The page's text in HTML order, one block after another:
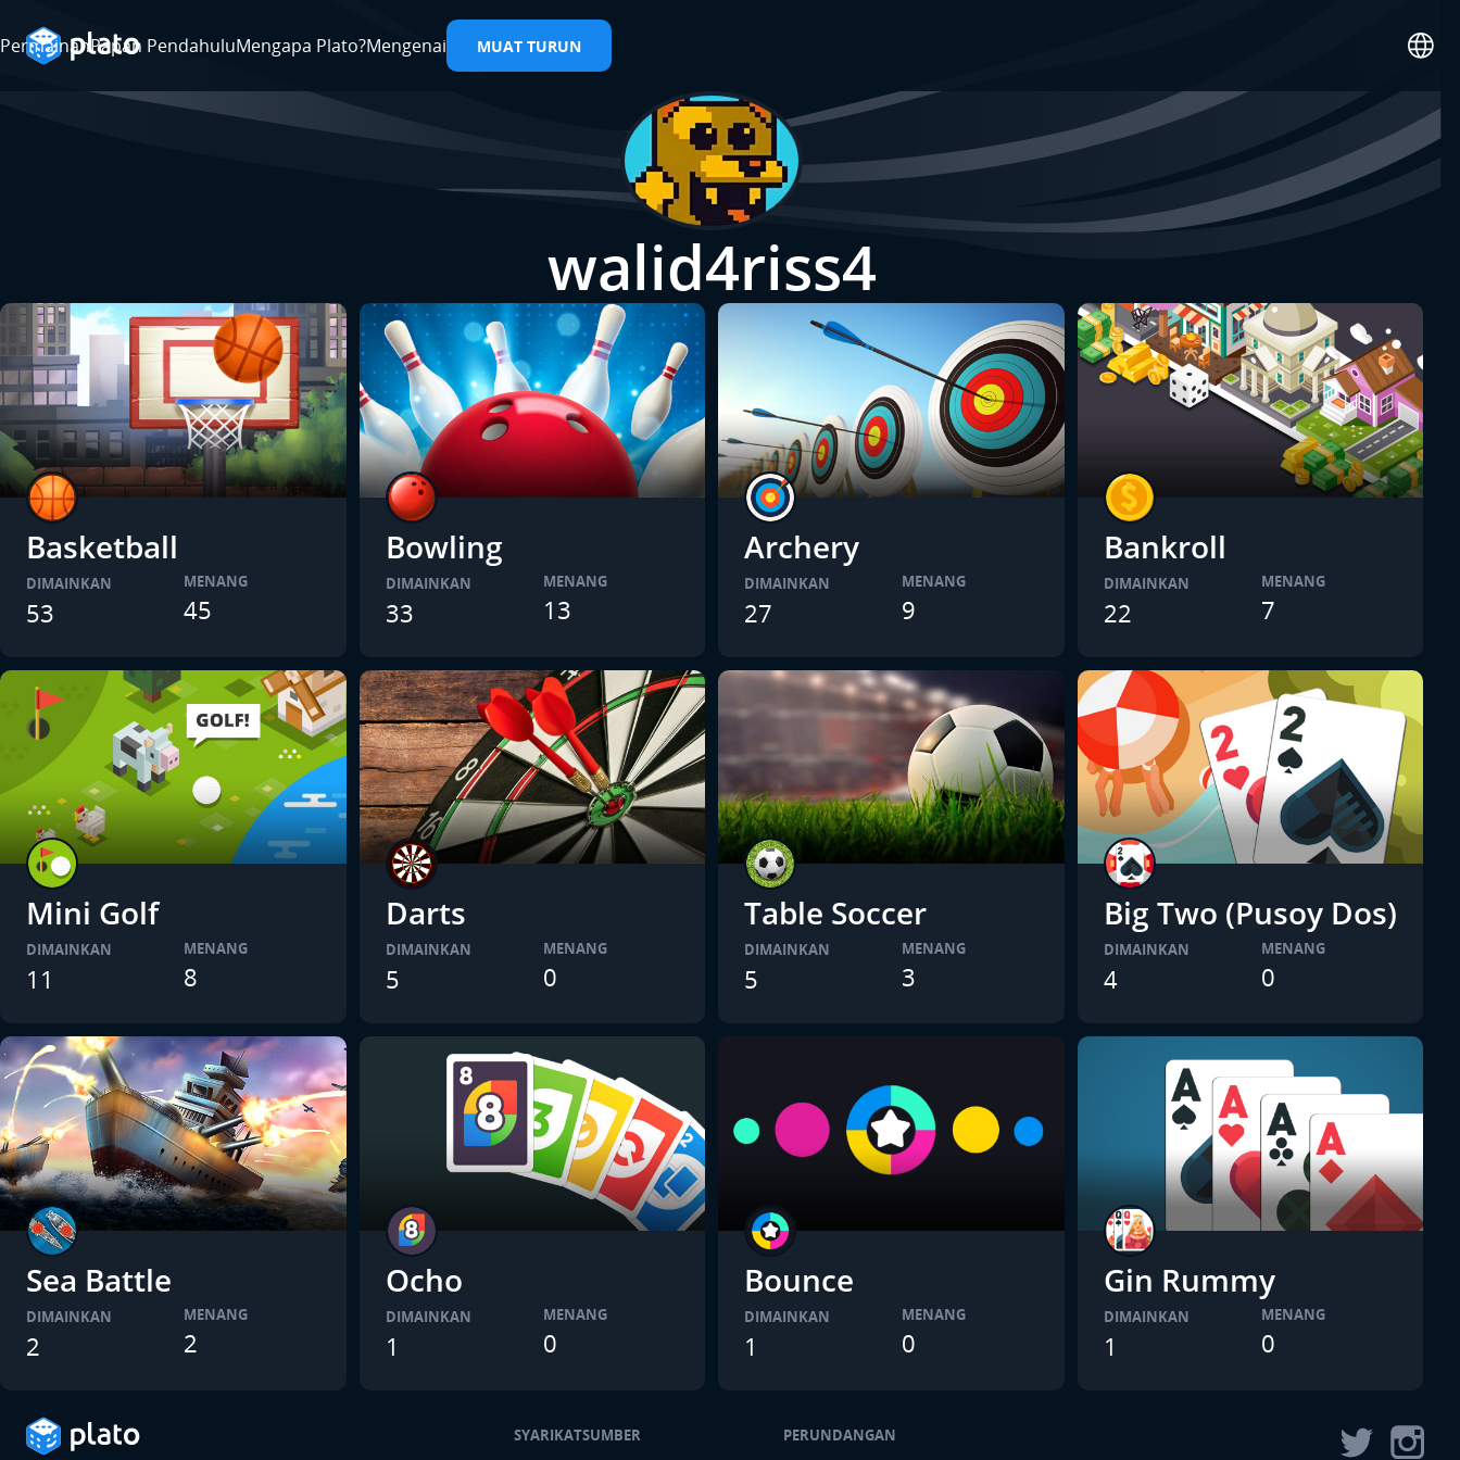
PermainanPapan PendahuluMengapa Plato?Mengenai MUAT TURUN
walid4riss4
Basketball
DIMAINKAN
53
MENANG
45
Bowling
DIMAINKAN
33
MENANG
13
Archery
DIMAINKAN
27
MENANG
9
Bankroll
DIMAINKAN
22
MENANG
7
Mini Golf
DIMAINKAN
11
MENANG
8
Darts
DIMAINKAN
5
MENANG
0
Table Soccer
DIMAINKAN
5
MENANG
3
Big Two (Pusoy Dos)
DIMAINKAN
4
MENANG
0
Sea Battle
DIMAINKAN
2
MENANG
2
Ocho
DIMAINKAN
1
MENANG
0
Bounce
DIMAINKAN
1
MENANG
0
Gin Rummy
DIMAINKAN
1
MENANG
0
SYARIKATSUMBER PERUNDANGAN